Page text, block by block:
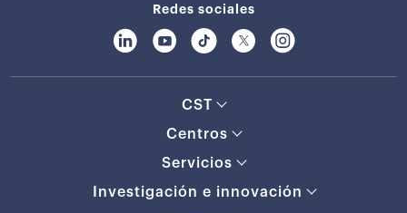
Redes sociales
CST
Centros
Servicios
Investigación e innovación